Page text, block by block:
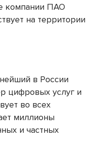
компании ПАО
на территории
в России
цифровых услуг и
во всех
миллионы
и частных